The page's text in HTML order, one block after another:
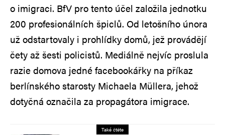
o imigraci. BfV pro tento účel založila jednotku
200 profesionálních špiclů. Od letošního února
už odstartovaly i prohlídky domů, jež provádějí
čety až šesti policistů. Mediálně nejvíc proslula
razie domova jedné facebookářky na příkaz
berlínského starosty Michaela Müllera, jehož
dotyčná označila za propagátora imigrace.
Také čtěte